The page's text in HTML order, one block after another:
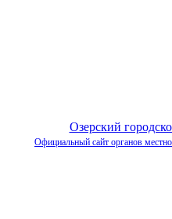
Озерский
Официальный сайт органов